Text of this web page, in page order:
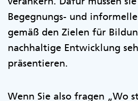
Begegnungs- und
gemäß den Zielen für
nachhaltige Entwicklung
präsentieren.
Wenn Sie also fragen „Wo